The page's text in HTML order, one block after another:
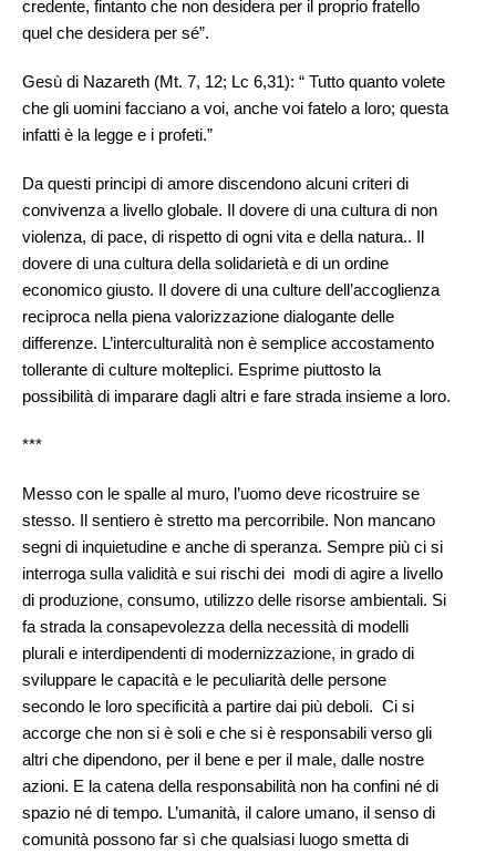
credente, fintanto che non desidera per il proprio fratello
quel che desidera per sé”.
Gesù di Nazareth (Mt. 7, 12; Lc 6,31): “ Tutto quanto volete
che gli uomini facciano a voi, anche voi fatelo a loro; questa
infatti è la legge e i profeti.”
Da questi principi di amore discendono alcuni criteri di
convivenza a livello globale. Il dovere di una cultura di non
violenza, di pace, di rispetto di ogni vita e della natura.. Il
dovere di una cultura della solidarietà e di un ordine
economico giusto. Il dovere di una culture dell’accoglienza
reciproca nella piena valorizzazione dialogante delle
differenze. L’interculturalità non è semplice accostamento
tollerante di culture molteplici. Esprime piuttosto la
possibilità di imparare dagli altri e fare strada insieme a loro.
***
Messo con le spalle al muro, l’uomo deve ricostruire se
stesso. Il sentiero è stretto ma percorribile. Non mancano
segni di inquietudine e anche di speranza. Sempre più ci si
interroga sulla validità e sui rischi dei modi di agire a livello
di produzione, consumo, utilizzo delle risorse ambientali. Si
fa strada la consapevolezza della necessità di modelli
plurali e interdipendenti di modernizzazione, in grado di
sviluppare le capacità e le peculiarità delle persone
secondo le loro specificità a partire dai più deboli. Ci si
accorge che non si è soli e che si è responsabili verso gli
altri che dipendono, per il bene e per il male, dalle nostre
azioni. E la catena della responsabilità non ha confini né di
spazio né di tempo. L’umanità, il calore umano, il senso di
comunità possono far sì che qualsiasi luogo smetta di